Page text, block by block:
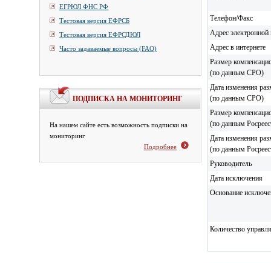
ЕГРЮЛ ФНС РФ
Тестовая версия ЕФРСБ
Тестовая версия ЕФРСДЮЛ
Часто задаваемые вопросы (FAQ)
ПОДПИСКА НА МОНИТОРИНГ
На нашем сайте есть возможность подписки на
мониторинг
Подробнее
Телефон/Факс
Адрес электронной
Адрес в интернете
Размер
(по данным СРО)
Дата изменения
(по данным СРО)
Размер
(по данным
Дата изменения
(по данным
Руководитель
Дата исключения
Основание
Количество